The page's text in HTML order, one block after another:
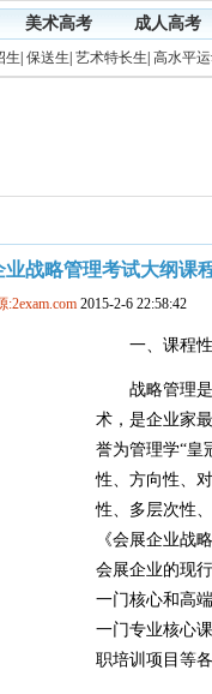
美术高考 成人高考
生 保送生 艺术特长生 高水平
业战略管理考试大纲课
:2exam.com 2015-2-6 22:58:42
一、课程性
战略管理是
术，是企业家
誉为管理学“皇
性、方向性、
性、多层次性
《会展企业战
会展企业的现
一门核心和高
一门专业核心
职培训项目等